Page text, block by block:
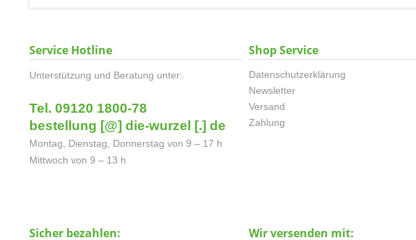
Service Hotline
Unterstützung und Beratung unter:
Tel. 09120 1800-78
bestellung [@] die-wurzel [.] de
Montag, Dienstag, Donnerstag von 9 – 17 h
Mittwoch von 9 – 13 h
Shop Service
Datenschutzerklärung
Newsletter
Versand
Zahlung
Sicher bezahlen: Wir versenden mit: